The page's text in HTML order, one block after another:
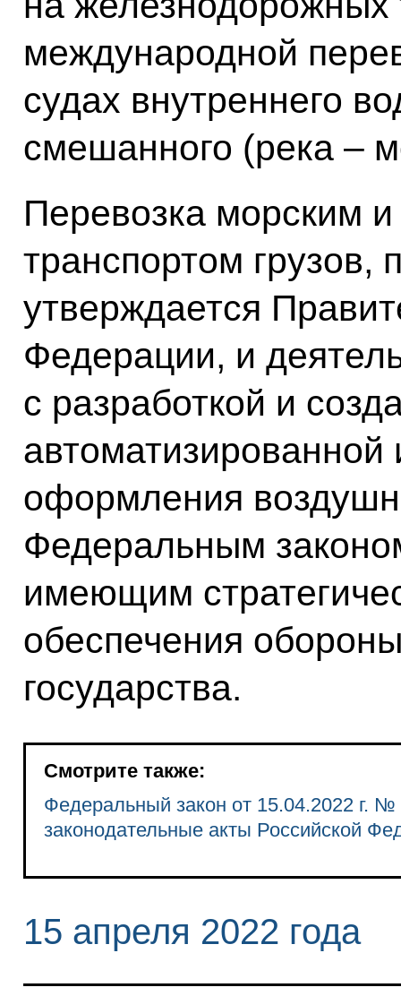
международной
судах внутреннего
смешанного (река –
Перевозка морским
транспортом грузов,
утверждается
Федерации, и
с разработкой и
оформления
Федеральным
имеющим
обеспечения
государства.
Смотрите также:
Федеральный закон от 15.04.2022 г.
законодательные акты Российской
15 апреля 2022 года